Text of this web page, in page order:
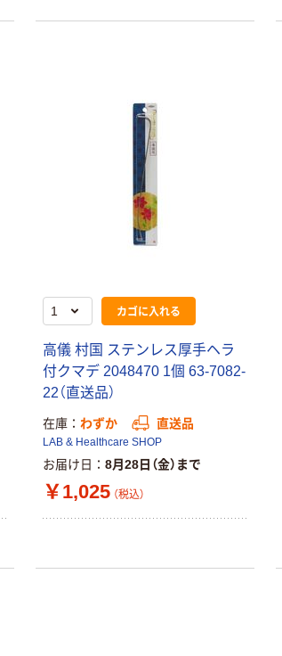
カゴに入れる
高儀 村国 ステンレス厚手ヘラ
付クマデ 2048470 1個 63-7082-
22（直送品）
在庫 わずか 直送品
LAB & Healthcare SHOP
お届け日 8月28日（金）まで
￥1,025 （税込）